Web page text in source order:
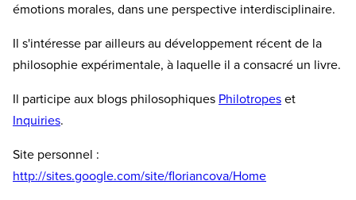
émotions morales, dans une perspective interdisciplinaire.
Il s'intéresse par ailleurs au développement récent de la
philosophie expérimentale, à laquelle il a consacré un livre.
Il participe aux blogs philosophiques Philotropes et
Inquiries.
Site personnel :
http://sites.google.com/site/floriancova/Home